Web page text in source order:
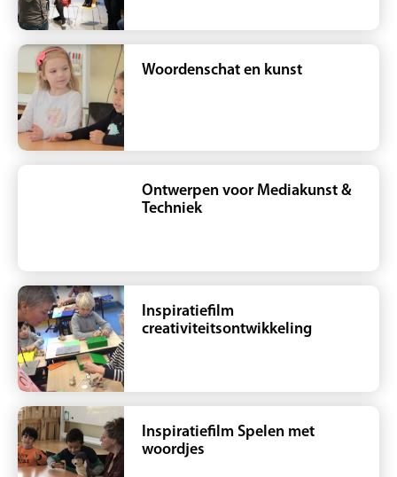
Woordenschat en kunst
Ontwerpen voor Mediakunst &
Techniek
Inspiratiefilm
creativiteitsontwikkeling
Inspiratiefilm Spelen met
woordjes